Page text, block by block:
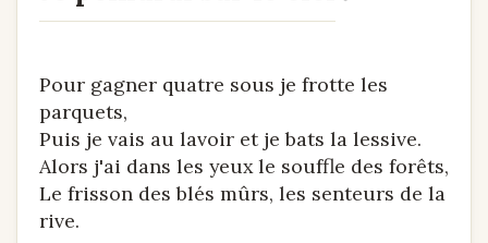
Pour gagner quatre sous je frotte les
parquets,
Puis je vais au lavoir et je bats la lessive.
Alors j'ai dans les yeux le souffle des forêts,
Le frisson des blés mûrs, les senteurs de la
rive.